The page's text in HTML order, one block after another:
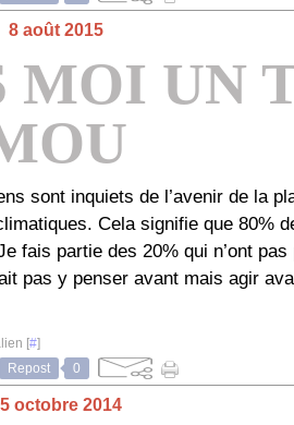
8 août 2015
MOI UN
sont inquiets de l’avenir de la
Cela signifie que 80%
fais partie des 20% qui n’ont
pas y penser avant mais agir
[#]
Repost 0
octobre 2014